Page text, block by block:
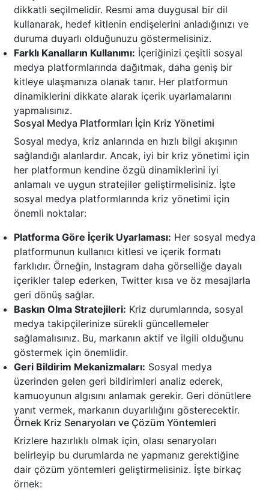
dikkatli seçilmelidir. Resmi ama duygusal bir dil
kullanarak, hedef kitlenin endişelerini anladığınızı ve
duruma duyarlı olduğunuzu göstermelisiniz.
Farklı Kanalların Kullanımı: İçeriğinizi çeşitli sosyal
medya platformlarında dağıtmak, daha geniş bir
kitleye ulaşmanıza olanak tanır. Her platformun
dinamiklerini dikkate alarak içerik uyarlamalarını
yapmalısınız.
Sosyal Medya Platformları İçin Kriz Yönetimi
Sosyal medya, kriz anlarında en hızlı bilgi akışının
sağlandığı alanlardır. Ancak, iyi bir kriz yönetimi için
her platformun kendine özgü dinamiklerini iyi
anlamalı ve uygun stratejiler geliştirmelisiniz. İşte
sosyal medya platformlarında kriz yönetimi için
önemli noktalar:
Platforma Göre İçerik Uyarlaması: Her sosyal medya
platformunun kullanıcı kitlesi ve içerik formatı
farklıdır. Örneğin, Instagram daha görselliğe dayalı
içerikler talep ederken, Twitter kısa ve öz mesajlarla
geri dönüş sağlar.
Baskın Olma Stratejileri: Kriz durumlarında, sosyal
medya takipçilerinize sürekli güncellemeler
sağlamalısınız. Bu, markanın aktif ve ilgili olduğunu
göstermek için önemlidir.
Geri Bildirim Mekanizmaları: Sosyal medya
üzerinden gelen geri bildirimleri analiz ederek,
kamuoyunun algısını anlamak gerekir. Geri dönütlere
yanıt vermek, markanın duyarlılığını gösterecektir.
Örnek Kriz Senaryoları ve Çözüm Yöntemleri
Krizlere hazırlıklı olmak için, olası senaryoları
belirleyip bu durumlarda ne yapmanız gerektiğine
dair çözüm yöntemleri geliştirmelisiniz. İşte birkaç
örnek: